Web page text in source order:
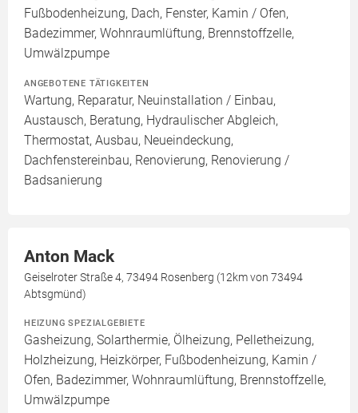
Fußbodenheizung, Dach, Fenster, Kamin / Ofen,
Badezimmer, Wohnraumlüftung, Brennstoffzelle,
Umwälzpumpe
ANGEBOTENE TÄTIGKEITEN
Wartung, Reparatur, Neuinstallation / Einbau,
Austausch, Beratung, Hydraulischer Abgleich,
Thermostat, Ausbau, Neueindeckung,
Dachfenstereinbau, Renovierung, Renovierung /
Badsanierung
Anton Mack
Geiselroter Straße 4, 73494 Rosenberg (12km von 73494
Abtsgmünd)
HEIZUNG SPEZIALGEBIETE
Gasheizung, Solarthermie, Ölheizung, Pelletheizung,
Holzheizung, Heizkörper, Fußbodenheizung, Kamin /
Ofen, Badezimmer, Wohnraumlüftung, Brennstoffzelle,
Umwälzpumpe